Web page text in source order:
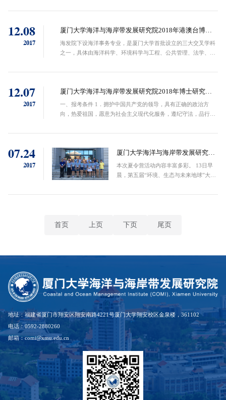
100名和来自亚洲、非洲和美洲等24个国家的国际生61名。招收
年，第一年主要是修课；第二年学生可在导师的指导下参与课题
研究和毕业论文的写作。项目采用全英文授课，同时，作为跨学
科的新...
12.08
2017
厦门大学海洋与海岸带发展研究院2018年港澳台博士
研究生申请考核选拔办法
海发院下设海洋事务专业，是厦门大学首批设立的三大交叉学科
之一，具体由海洋科学、环境科学与工程、公共管理、法学、应
的招生资格。依托厦门大学海发院这...
12.07
2017
厦门大学海洋与海岸带发展研究院2018年博士研究生
申请考核选拔办法
一、报考条件 1．拥护中国共产党的领导，具有正确的政治方
向，热爱祖国，愿意为社会主义现代化服务，遵纪守法，品行端
及以上职称（或相当专业技术职称）的...
07.24
2017
厦门大学海洋与海岸带发展研究院
2017暑期夏令营
本次夏令营活动内容丰富多彩。 13日早
晨，第五届“环境、生态与未来地球”大学
的活动中，营员们参加了学院举办的讲
首页 上页 下页 尾页
地址：福建省厦门市翔安区翔安南路4221号厦门大学翔安校区金泉楼，361102
电话：0592-2880260
邮箱：comi@xmu.edu.cn